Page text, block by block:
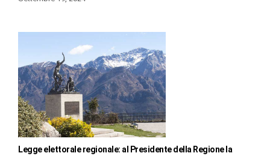
Legge elettorale regionale: al Presidente della Regione la